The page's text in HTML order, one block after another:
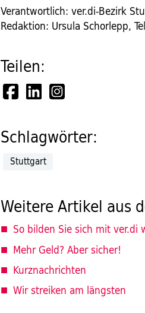
Verantwortlich: ver.di-Bezirk
Redaktion: Ursula Schorlepp,
Teilen:
Schlagwörter:
Stuttgart
Weitere Artikel aus
So bilden Sie sich mit ver.di
Mehr Geld? Aber sicher!
Kurznachrichten
Wir streiken am längsten